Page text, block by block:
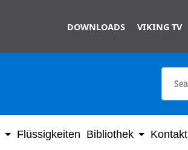
DOWNLOADS VIKING TV
Flüssigkeiten Bibliothek Kontakt